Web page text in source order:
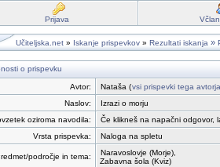
Prijava
Učiteljska.net » Iskanje prispevkov » Rezultati iskanja »
o prispevku
Avtor: Nataša (vsi prispevki tega avtorja
Naslov:
Izrazi o morju
oziroma navodila:
Če klikneš na napačni odgovor,
Vrsta prispevka:
Naloga na spletu
področje in tema:
Naravoslovje (Morje),
Zabavna šola (Kviz)